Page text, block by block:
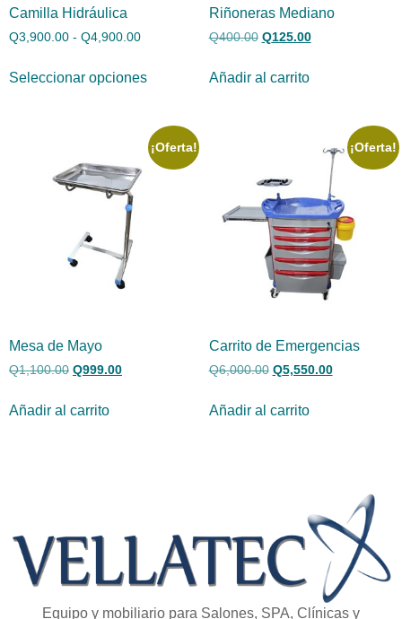
Camilla Hidráulica
Q3,900.00 - Q4,900.00
Seleccionar opciones
Riñoneras Mediano
Q400.00 Q125.00
Añadir al carrito
¡Oferta!
Mesa de Mayo
Q1,100.00 Q999.00
Añadir al carrito
¡Oferta!
Carrito de Emergencias
Q6,000.00 Q5,550.00
Añadir al carrito
Equipo y mobiliario para Salones, SPA, Clínicas y